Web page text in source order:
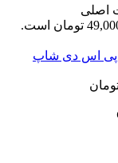
اصلی